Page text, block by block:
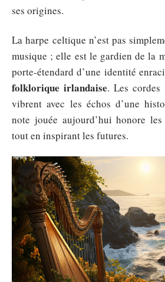
ses origines.
La harpe celtique n’est pas
musique ; elle est le gardien de la
porte-étendard d’une identité
folklorique irlandaise. Les
vibrent avec les échos d’une
note jouée aujourd’hui honore les
tout en inspirant les futures.